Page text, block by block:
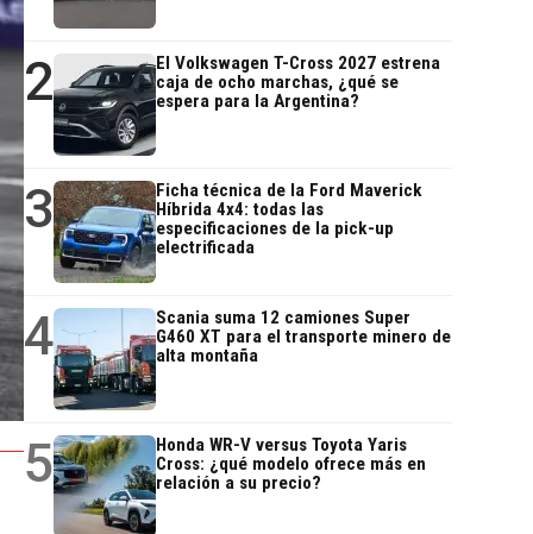
2
El Volkswagen T-Cross 2027 estrena
caja de ocho marchas, ¿qué se
espera para la Argentina?
3
Ficha técnica de la Ford Maverick
Híbrida 4x4: todas las
especificaciones de la pick-up
electrificada
4
Scania suma 12 camiones Super
G460 XT para el transporte minero de
alta montaña
5
Honda WR-V versus Toyota Yaris
Cross: ¿qué modelo ofrece más en
relación a su precio?